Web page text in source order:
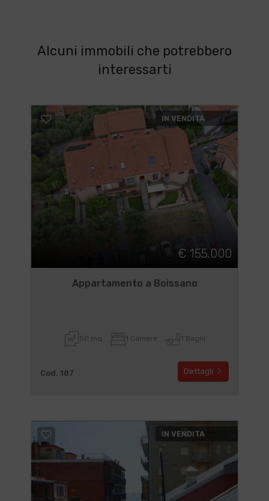
Alcuni immobili che potrebbero
interessarti
IN VENDITA
€ 155.000
Appartamento a Boissano
50 mq 1 Camere 1 Bagni
Cod. 187 Dettagli
IN VENDITA